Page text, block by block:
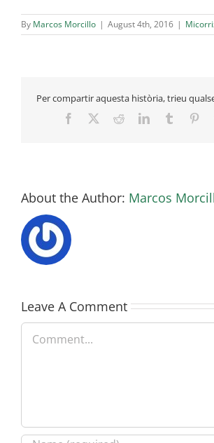
By Marcos Morcillo | August 4th, 2016 |
Per compartir aquesta història, trieu
Facebook RedditLinkedInTumblr
About the Author: Marcos
Leave A Comment
Comment